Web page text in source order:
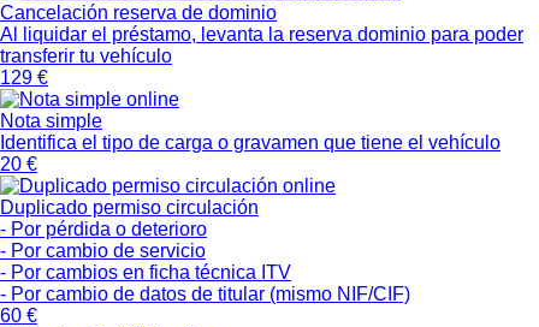
Cancelación reserva de dominio
Al liquidar el préstamo, levanta la reserva dominio para poder
transferir tu vehículo
129 €
Nota simple
Identifica el tipo de carga o gravamen que tiene el vehículo
20 €
Duplicado permiso circulación
- Por pérdida o deterioro
- Por cambio de servicio
- Por cambios en ficha técnica ITV
- Por cambio de datos de titular (mismo NIF/CIF)
60 €